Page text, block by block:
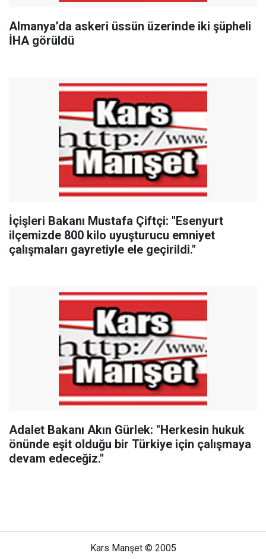
Almanya’da askeri üssün üzerinde iki şüpheli
İHA görüldü
İçişleri Bakanı Mustafa Çiftçi: "Esenyurt
ilçemizde 800 kilo uyuşturucu emniyet
çalışmaları gayretiyle ele geçirildi."
Adalet Bakanı Akın Gürlek: "Herkesin hukuk
önünde eşit olduğu bir Türkiye için çalışmaya
devam edeceğiz."
Kars Manşet © 2005